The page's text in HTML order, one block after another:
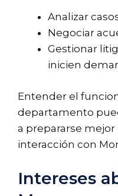
Analizar
Negociar
Gestionar
inicien
Entender el
departamento
a prepararse
interacción con
Intereses